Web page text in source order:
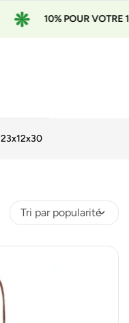
10% POUR VOTRE 1ÈRE
23x12x30